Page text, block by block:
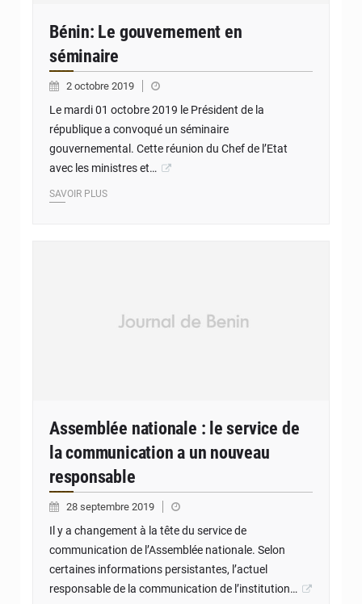
Bénin: Le gouvernement en
séminaire
2 octobre 2019
Le mardi 01 octobre 2019 le Président de la
république a convoqué un séminaire
gouvernemental. Cette réunion du Chef de l’Etat
avec les ministres et…
SAVOIR PLUS
Assemblée nationale : le service de
la communication a un nouveau
responsable
28 septembre 2019
Il y a changement à la tête du service de
communication de l’Assemblée nationale. Selon
certaines informations persistantes, l’actuel
responsable de la communication de l’institution…